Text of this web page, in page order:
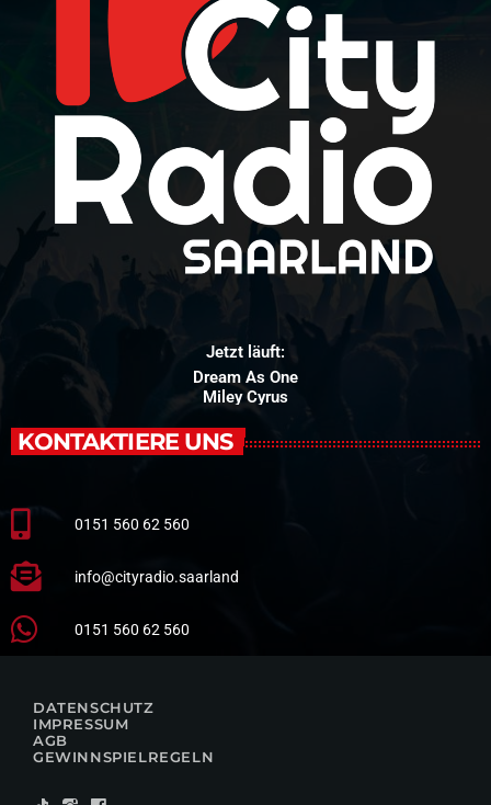
Jetzt läuft:
Dream As One
Miley Cyrus
KONTAKTIERE UNS
0151 560 62 560
info@cityradio.saarland
0151 560 62 560
DATENSCHUTZ
IMPRESSUM
AGB
GEWINNSPIELREGELN